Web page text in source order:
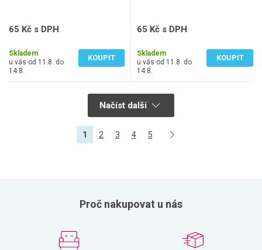
65 Kč s DPH
Skladem
u vás od 11.8. do
14.8.
KOUPIT
65 Kč s DPH
Skladem
u vás od 11.8. do
14.8.
KOUPIT
Načíst další
1 2 3 4 5
Proč nakupovat u nás